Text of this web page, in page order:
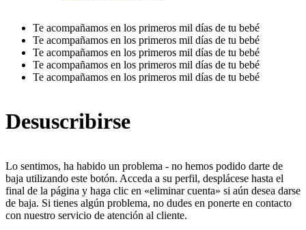
Te acompañamos en los primeros mil días de tu bebé
Te acompañamos en los primeros mil días de tu bebé
Te acompañamos en los primeros mil días de tu bebé
Te acompañamos en los primeros mil días de tu bebé
Te acompañamos en los primeros mil días de tu bebé
Desuscribirse
Lo sentimos, ha habido un problema - no hemos podido darte de
baja utilizando este botón. Acceda a su perfil, desplácese hasta el
final de la página y haga clic en «eliminar cuenta» si aún desea darse
de baja. Si tienes algún problema, no dudes en ponerte en contacto
con nuestro servicio de atención al cliente.